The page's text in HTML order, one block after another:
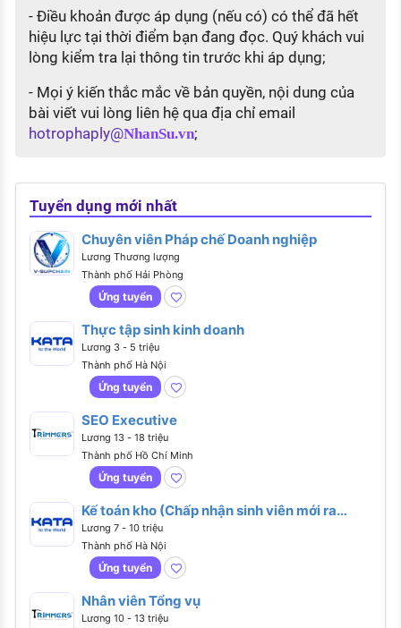
- Điều khoản được áp dụng (nếu có) có thể đã hết
hiệu lực tại thời điểm bạn đang đọc. Quý khách vui
lòng kiểm tra lại thông tin trước khi áp dụng;
- Mọi ý kiến thắc mắc về bản quyền, nội dung của
bài viết vui lòng liên hệ qua địa chỉ email
hotrophaply@NhanSu.vn;
Tuyển dụng mới nhất
Chuyên viên Pháp chế Doanh nghiệp
Lương Thương lượng
Thành phố Hải Phòng
Ứng tuyển
Thực tập sinh kinh doanh
Lương 3 - 5 triệu
Thành phố Hà Nội
Ứng tuyển
SEO Executive
Lương 13 - 18 triệu
Thành phố Hồ Chí Minh
Ứng tuyển
Kế toán kho (Chấp nhận sinh viên mới ra
trường)
Lương 7 - 10 triệu
Thành phố Hà Nội
Ứng tuyển
Nhân viên Tổng vụ
Lương 10 - 13 triệu